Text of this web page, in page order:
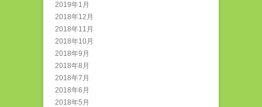
2019年1月
2018年12月
2018年11月
2018年10月
2018年9月
2018年8月
2018年7月
2018年6月
2018年5月